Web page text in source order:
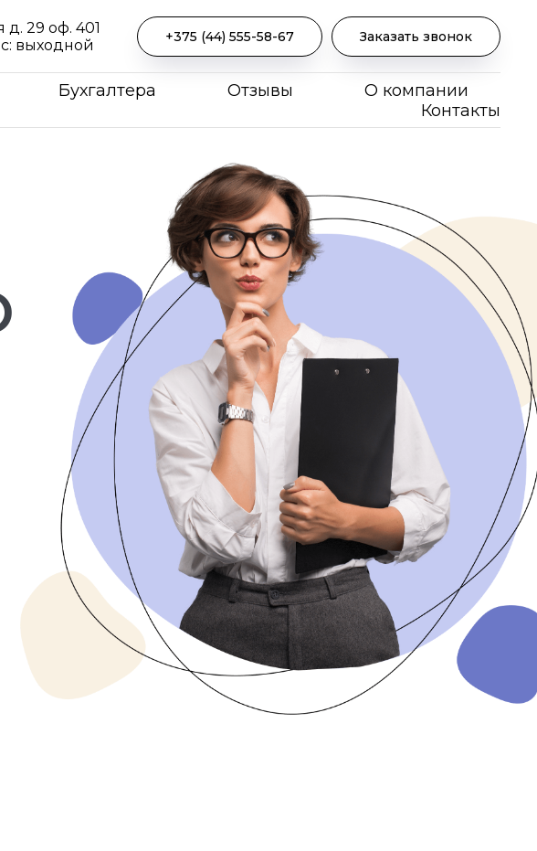
д. 29 оф. 401
выходной
+375 (44) 555-58-67 Заказать звонок
Бухгалтера Отзывы
О компании
Контакты